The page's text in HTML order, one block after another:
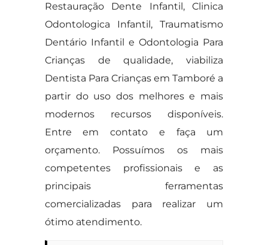
Restauração Dente Infantil, Clinica
Odontologica Infantil, Traumatismo
Dentário Infantil e Odontologia Para
Crianças de qualidade, viabiliza
Dentista Para Crianças em Tamboré a
partir do uso dos melhores e mais
modernos recursos disponíveis.
Entre em contato e faça um
orçamento. Possuímos os mais
competentes profissionais e as
principais ferramentas
comercializadas para realizar um
ótimo atendimento.